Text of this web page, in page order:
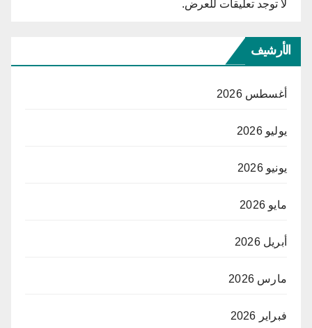
لا توجد تعليقات للعرض.
الأرشيف
أغسطس 2026
يوليو 2026
يونيو 2026
مايو 2026
أبريل 2026
مارس 2026
فبراير 2026